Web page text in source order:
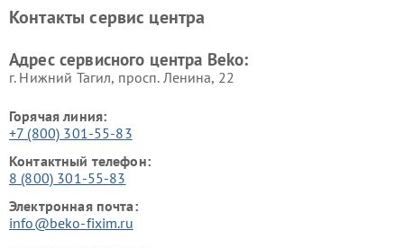
Ремонт холодильников Beko Ремонт морозильных камер
Контакты сервис центра
Адрес сервисного центра Beko:
г. Нижний Тагил, просп. Ленина, 22
Горячая линия:
+7 (800) 301-55-83
Контактный телефон:
8 (800) 301-55-83
Электронная почта:
info@beko-fixim.ru